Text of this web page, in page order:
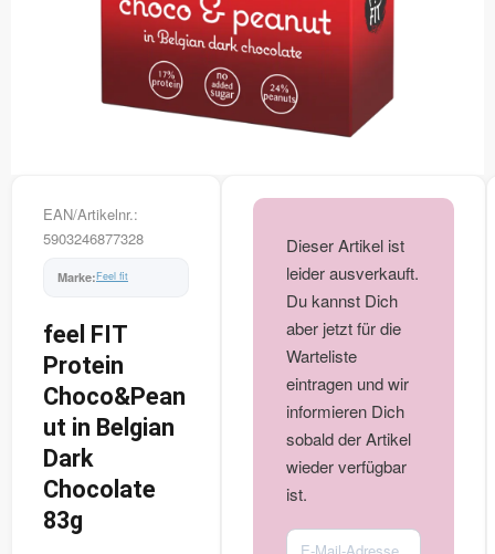
EAN/Artikelnr.:
5903246877328
Feel fit
feel FIT
Protein
Choco&Pean
ut in Belgian
Dark
Chocolate
83g
Dieser Artikel ist
leider ausverkauft.
Du kannst Dich
aber jetzt für die
Warteliste
eintragen und wir
informieren Dich
sobald der Artikel
wieder verfügbar
ist.
Enter